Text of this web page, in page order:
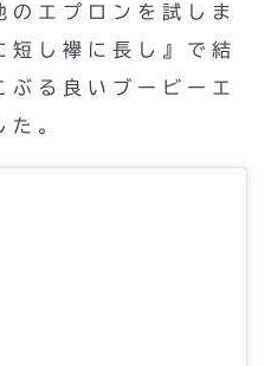
のエプロンを試しま
短し襷に長し』で結
ぶる良いブービーエ
た。